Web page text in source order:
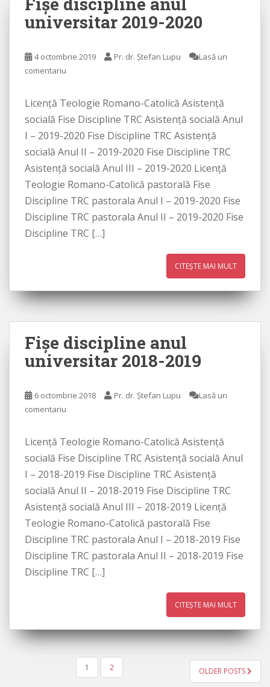
universitar 2019-2020
4 octombrie 2019 Pr. dr. Ștefan Lupu
Lasă un
comentariu
Licenţă Teologie Romano-Catolică Asistenţă
socială Fise Discipline TRC Asistenţă socială Anul
I – 2019-2020 Fise Discipline TRC Asistenţă
socială Anul II – 2019-2020 Fise Discipline TRC
Asistenţă socială Anul III – 2019-2020 Licenţă
Teologie Romano-Catolică pastorală Fise
Discipline TRC pastorala Anul I – 2019-2020 Fise
Discipline TRC pastorala Anul II – 2019-2020 Fise
Discipline TRC […]
CITEȘTE MAI MULT
Fişe discipline anul
universitar 2018-2019
6 octombrie 2018 Pr. dr. Ștefan Lupu
Lasă un
comentariu
Licenţă Teologie Romano-Catolică Asistenţă
socială Fise Discipline TRC Asistenţă socială Anul
I – 2018-2019 Fise Discipline TRC Asistenţă
socială Anul II – 2018-2019 Fise Discipline TRC
Asistenţă socială Anul III – 2018-2019 Licenţă
Teologie Romano-Catolică pastorală Fise
Discipline TRC pastorala Anul I – 2018-2019 Fise
Discipline TRC pastorala Anul II – 2018-2019 Fise
Discipline TRC […]
CITEȘTE MAI MULT
PAGINAȚIE ARTICOLE
1 2 OLDER POSTS